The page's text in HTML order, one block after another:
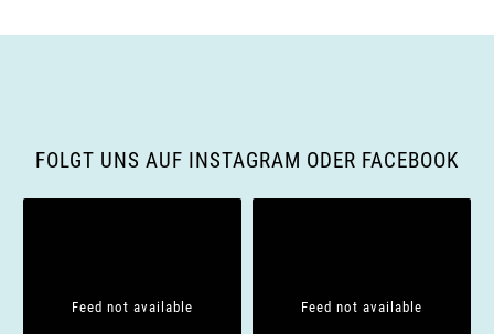
FOLGT UNS AUF INSTAGRAM ODER FACEBOOK
Feed not available Feed not available